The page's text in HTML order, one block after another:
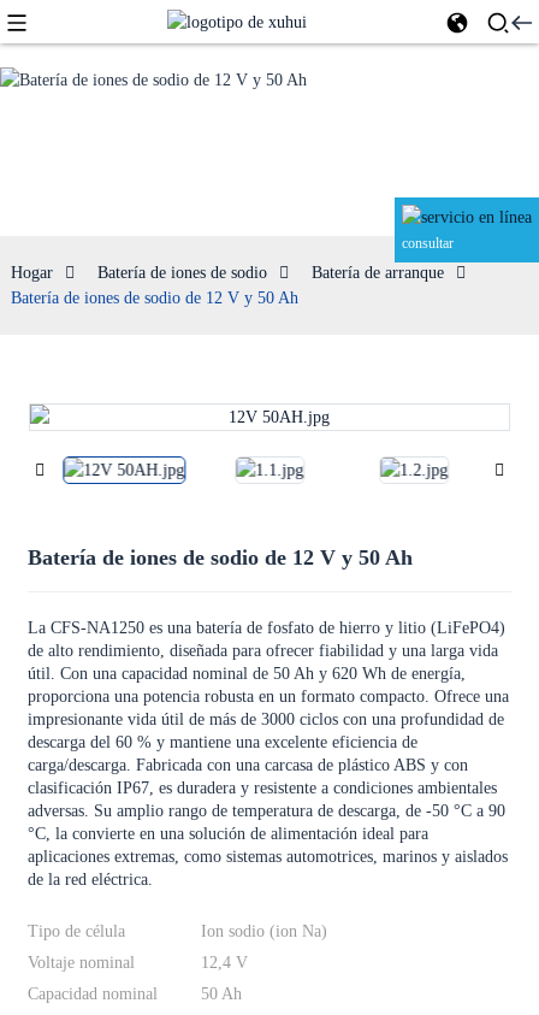
consultar
Hogar Batería de iones de sodio
Batería de arranque
Batería de iones de sodio de 12 V y 50 Ah
Batería de iones de sodio de 12 V y 50 Ah
La CFS-NA1250 es una batería de fosfato de hierro y litio (LiFePO4)
de alto rendimiento, diseñada para ofrecer fiabilidad y una larga vida
útil. Con una capacidad nominal de 50 Ah y 620 Wh de energía,
proporciona una potencia robusta en un formato compacto. Ofrece una
impresionante vida útil de más de 3000 ciclos con una profundidad de
descarga del 60 % y mantiene una excelente eficiencia de
carga/descarga. Fabricada con una carcasa de plástico ABS y con
clasificación IP67, es duradera y resistente a condiciones ambientales
adversas. Su amplio rango de temperatura de descarga, de -50 °C a 90
°C, la convierte en una solución de alimentación ideal para
aplicaciones extremas, como sistemas automotrices, marinos y aislados
de la red eléctrica.
Tipo de célula
Ion sodio (ion Na)
Voltaje nominal
12,4 V
Capacidad nominal
50 Ah